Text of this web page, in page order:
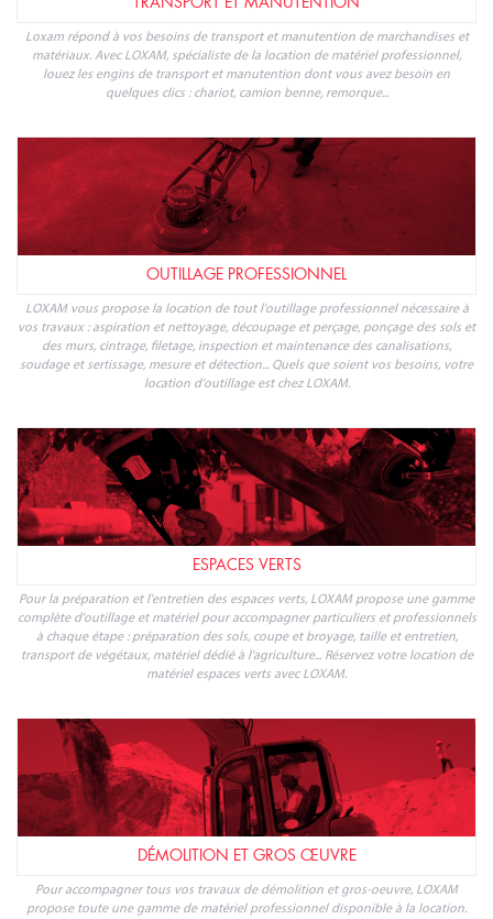
Loxam répond à vos besoins de transport et manutention de marchandises et
matériaux. Avec LOXAM, spécialiste de la location de matériel professionnel,
louez les engins de transport et manutention dont vous avez besoin en
quelques clics : chariot, camion benne, remorque...
OUTILLAGE PROFESSIONNEL
LOXAM vous propose la location de tout l'outillage professionnel nécessaire à
vos travaux : aspiration et nettoyage, découpage et perçage, ponçage des sols et
des murs, cintrage, filetage, inspection et maintenance des canalisations,
soudage et sertissage, mesure et détection... Quels que soient vos besoins, votre
location d'outillage est chez LOXAM.
ESPACES VERTS
Pour la préparation et l'entretien des espaces verts, LOXAM propose une gamme
complète d'outillage et matériel pour accompagner particuliers et professionnels
à chaque étape : préparation des sols, coupe et broyage, taille et entretien,
transport de végétaux, matériel dédié à l'agriculture... Réservez votre location de
matériel espaces verts avec LOXAM.
DÉMOLITION ET GROS ŒUVRE
Pour accompagner tous vos travaux de démolition et gros-oeuvre, LOXAM
propose toute une gamme de matériel professionnel disponible à la location.